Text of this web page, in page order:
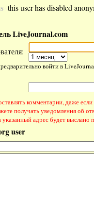
- this user has disabled
LiveJournal.com
войти в
комментарии, даже если
получать уведомления об
адрес будет выслано
user